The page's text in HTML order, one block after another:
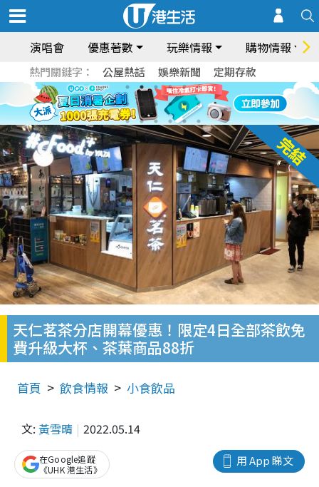
演唱會 優惠著數 玩樂情報 購物情報
熱門關鍵字： 公屋熱話 娛樂新聞 定期存款
天仁茗茶分店開幕優惠！限定4日全部茶飲免
費升級大杯、茶葉商品88折
首頁 飲食情報 小食飲品
文: 黃雪晴 2022.05.14
用 App 睇文
在Google追蹤
《UHK 港生活》